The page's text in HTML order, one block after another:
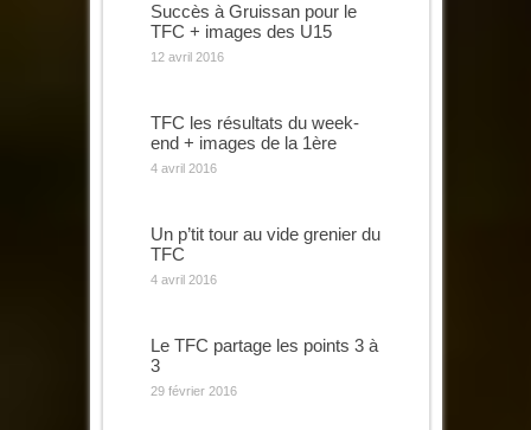
Succès à Gruissan pour le
TFC + images des U15
12 avril 2016
TFC les résultats du week-
end + images de la 1ère
4 avril 2016
Un p’tit tour au vide grenier du
TFC
4 avril 2016
Le TFC partage les points 3 à
3
29 février 2016